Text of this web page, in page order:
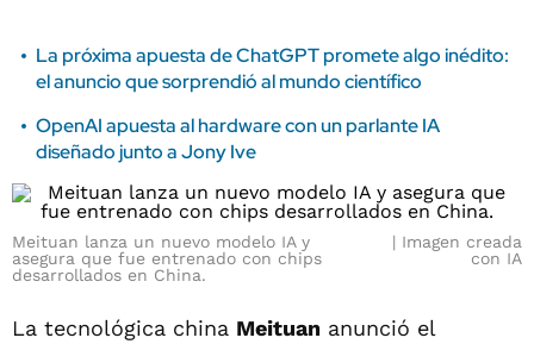
La próxima apuesta de ChatGPT promete algo inédito:
el anuncio que sorprendió al mundo científico
OpenAI apuesta al hardware con un parlante IA
diseñado junto a Jony Ive
Meituan lanza un nuevo modelo IA y
asegura que fue entrenado con chips
desarrollados en China.
Imagen creada
con IA
La tecnológica china Meituan anunció el